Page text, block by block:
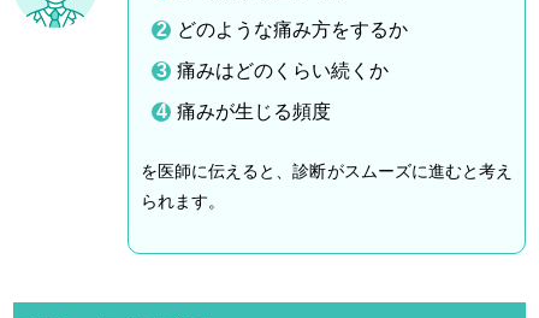
どのような痛み方をするか
痛みはどのくらい続くか
痛みが生じる頻度
を医師に伝えると、診断がスムーズに進むと考え
られます。